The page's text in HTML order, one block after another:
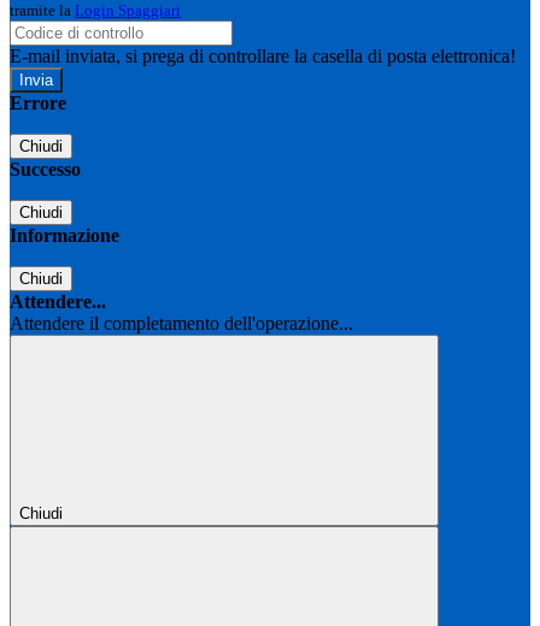
tramite la Login Spaggiari
E-mail inviata, si prega di controllare la casella di posta elettronica!
Errore
Chiudi
Successo
Chiudi
Informazione
Chiudi
Attendere...
Attendere il completamento dell'operazione...
Chiudi